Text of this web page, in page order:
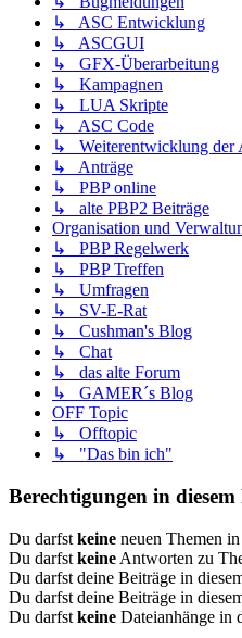
↳ ASC Entwicklung
↳ ASCGUI
↳ GFX-Überarbeitung
↳ Kampagnen
↳ LUA Skripte
↳ ASC Code
↳ Weiterentwicklung der
↳ Anträge
↳ PBP online
↳ alte PBP2 Beiträge
Organisation und
↳ PBP Regelwerk
↳ PBP Treffen
↳ Umfragen
↳ SV-E-Rat
↳ Cushman's Blog
↳ Chat
↳ das alte Forum
↳ GAMER´s Blog
OFF Topic
↳ Offtopic
↳ "Das bin ich"
Berechtigungen in
Du darfst keine neuen Themen
Du darfst keine Antworten zu
Du darfst deine Beiträge in
Du darfst deine Beiträge in
Du darfst keine Dateianhänge in